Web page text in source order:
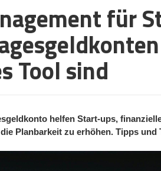
für
Tool sind
helfen Start-ups,
Planbarkeit zu erhöhen. Tipps und